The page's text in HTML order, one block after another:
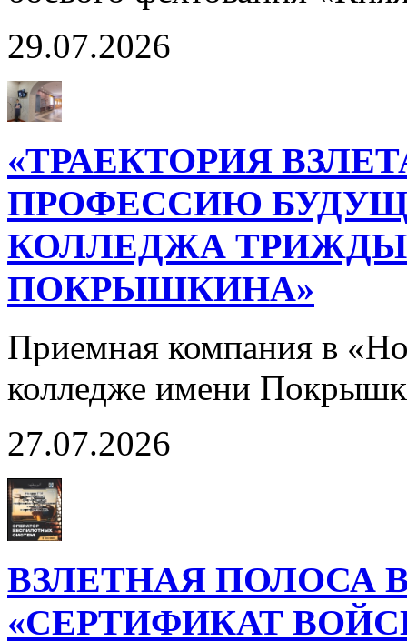
29.07.2026
«ТРАЕКТОРИЯ
ПРОФЕССИЮ
КОЛЛЕДЖА ТРИЖДЫ
ПОКРЫШКИНА»
Приемная компания в
колледже имени
27.07.2026
ВЗЛЕТНАЯ ПОЛОСА
«СЕРТИФИКАТ